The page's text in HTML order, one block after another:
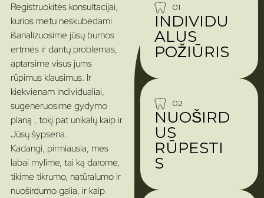
Registruokitės konsultacijai,
kurios metu neskubėdami
išanalizuosime jūsų burnos
ertmės ir dantų problemas,
aptarsime visus jums
rūpimus klausimus. Ir
kiekvienam individualiai,
sugeneruosime gydymo
planą , tokį pat unikalų kaip ir
Jūsų šypsena.
Kadangi, pirmiausia, mes
labai mylime, tai ką darome,
tikime tikrumo, natūralumo ir
nuoširdumo galia, ir kaip
01
INDIVIDU
ALUS
POŽIŪRIS
02
NUOŠIRD
US
RŪPESTI
S